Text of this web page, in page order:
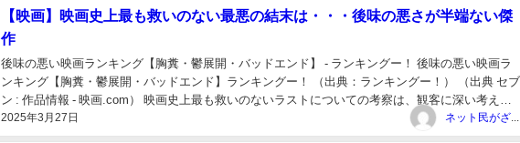
【映画】映画史上最も救いのない最悪の結末は・・・後味の悪さが半端ない傑
作
2025年3月27日
後味の悪い映画ランキング【胸糞・鬱展開・バッドエンド】 - ランキングー！ 後味の悪い映画ラ
ンキング【胸糞・鬱展開・バッドエンド】ランキングー！ （出典：ランキングー！） （出典 セブ
ン : 作品情報 - 映画.com） 映画史上最も救いのないラストについての考察は、観客に深い考えを
促す作品を再評価する良い機会です。こ...